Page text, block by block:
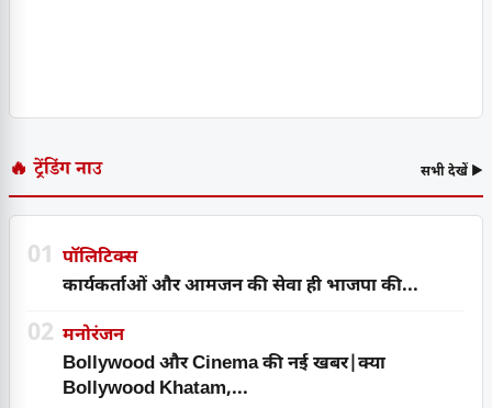
🔥 ट्रेंडिंग नाउ सभी देखें ▶
01 पॉलिटिक्स
कार्यकर्ताओं और आमजन की सेवा ही भाजपा की...
02 मनोरंजन
Bollywood और Cinema की नई खबर|क्या
Bollywood Khatam,...